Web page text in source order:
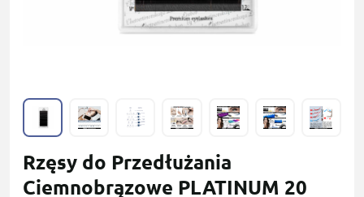
Rzęsy do Przedłużania
Сiemnobrązowe PLATINUM 20